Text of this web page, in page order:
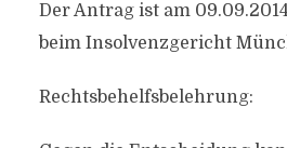
Der Antrag ist am
beim Insolvenzgericht
Rechtsbehelfsbelehrung: